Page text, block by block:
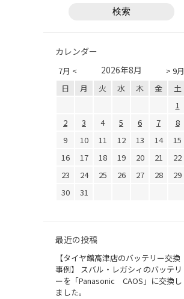
カレンダー
7月 < > 9月
2026年8月
日 月 火 水 木 金
土
1
2
3 4 5 6 7
8
9
10 11 12 13 14
15
16
17 18 19 20 21
22
23
24 25 26 27 28
29
30
31
最近の投稿
【タイヤ館高津店のバッテリー交換
事例】 スバル・レガシィのバッテリ
ーを「Panasonic CAOS」に交換し
ました。